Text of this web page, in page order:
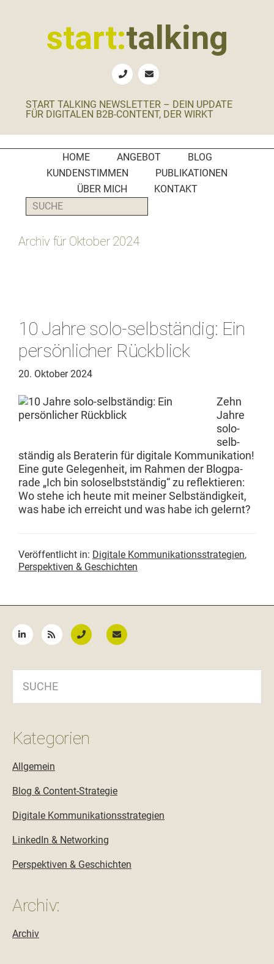
start:talking
B2B-
Social
Media
Manager
PR-
Agenturen
START TALKING NEWSLETTER – DEIN UPDATE
FÜR DIGITALEN B2B-CONTENT, DER WIRKT
HOME ANGEBOT
BLOG
KUNDENSTIMMEN
PUBLIKATIONEN
ÜBER MICH
KONTAKT
SUCHE
Archiv für Oktober 2024
10 Jahre solo-selbständig: Ein
persönlicher Rückblick
20. Oktober 2024
Zehn
Jahre
solo-
selb­
ständig als Bera­terin für dig­i­tale Kom­mu­nika­tion!
Eine gute Gele­gen­heit, im Rah­men der Blog­pa­
rade „Ich bin soloselb­st­ständig“ zu reflek­tieren:
Wo ste­he ich heute mit mein­er Selb­ständigkeit,
was habe ich erre­icht und was habe ich gelernt?
Veröffentlicht in: Digitale Kommunikationsstrategien,
Perspektiven & Geschichten
Kategorien
Allgemein
Blog & Content-Strategie
Digitale Kommunikationsstrategien
LinkedIn & Networking
Perspektiven & Geschichten
Archiv:
Archiv